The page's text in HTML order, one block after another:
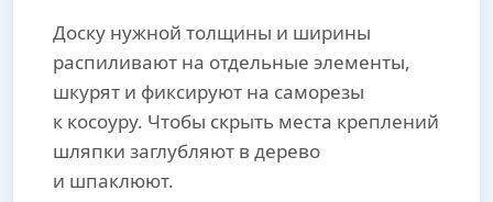
Доску нужной толщины и ширины
распиливают на отдельные элементы,
шкурят и фиксируют на саморезы
к косоуру. Чтобы скрыть места креплений
шляпки заглубляют в дерево
и шпаклюют.